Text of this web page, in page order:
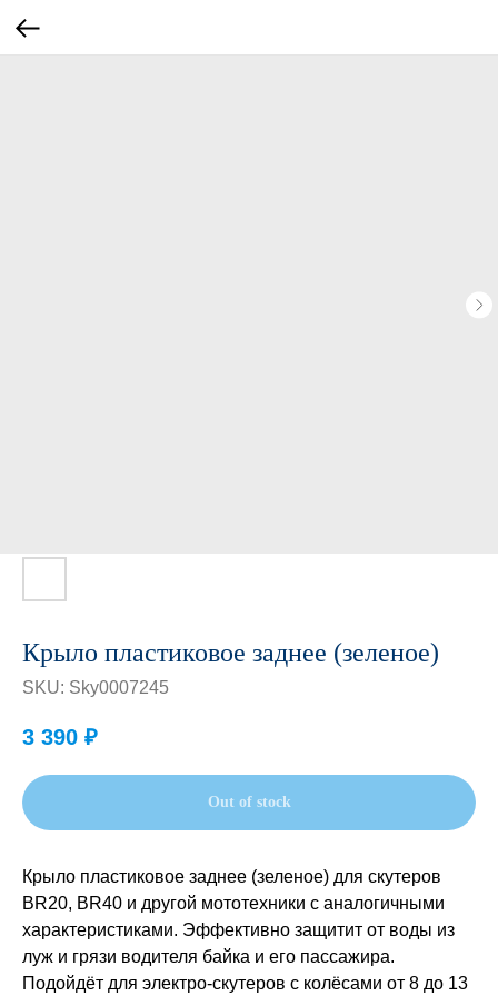
Крыло пластиковое заднее (зеленое)
SKU: Sky0007245
3 390 ₽
Out of stock
Крыло пластиковое заднее (зеленое) для скутеров
BR20, BR40 и другой мототехники с аналогичными
характеристиками. Эффективно защитит от воды из
луж и грязи водителя байка и его пассажира.
Подойдёт для электро-скутеров с колёсами от 8 до 13